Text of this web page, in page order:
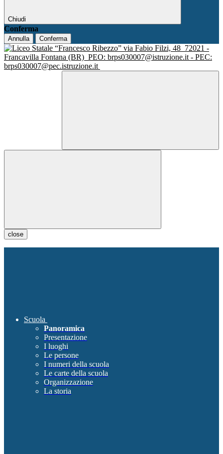
Chiudi
Conferma
Annulla Conferma
via Fabio Filzi, 48 72021 -
Francavilla Fontana (BR) PEO: brps030007@istruzione.it - PEC:
brps030007@pec.istruzione.it
close
Scuola
Panoramica
Presentazione
I luoghi
Le persone
I numeri della scuola
Le carte della scuola
Organizzazione
La storia